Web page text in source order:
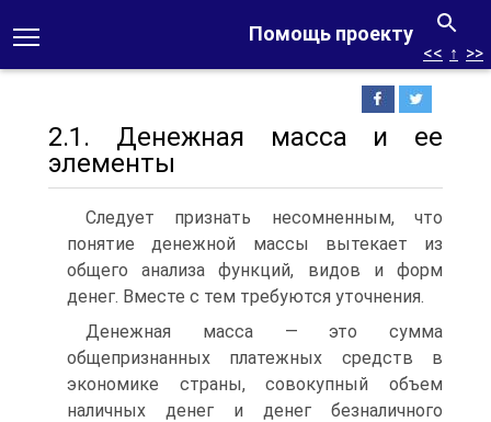
Помощь проекту
<< ↑ >>
2.1. Денежная масса и ее
элементы
Следует признать несомненным, что
понятие денежной массы вытекает из
общего анализа функций, видов и форм
денег. Вместе с тем требуются уточнения.
Денежная масса — это сумма
общепризнанных платежных средств в
экономике страны, совокупный объем
наличных денег и денег безналичного